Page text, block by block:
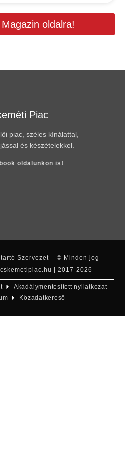
oldalra!
Piac
piac, széles kínálattal,
és készételekkel.
oldalunkon is!
Szervezet – © Minden jog
| 2017-2026
Akadálymentesített nyilatkozat
Közadatkereső